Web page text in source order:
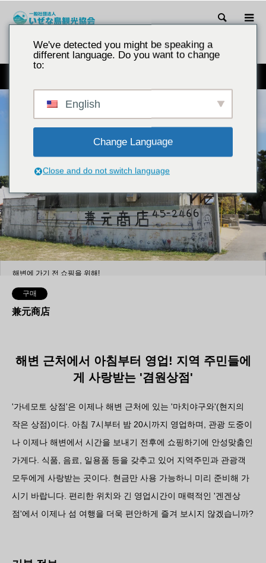
검색
소개 兼元商店
해변에 가기 전 쇼핑을 위해!
구매
兼元商店
해변 근처에서 아침부터 영업! 지역 주민들에
게 사랑받는 '겸원상점'
'가네모토 상점'은 이제나 해변 근처에 있는 '마치야구와'(현지의
작은 상점)이다. 아침 7시부터 밤 20시까지 영업하며, 관광 도중이
나 이제나 해변에서 시간을 보내기 전후에 쇼핑하기에 안성맞춤인
가게다. 식품, 음료, 일용품 등을 갖추고 있어 지역주민과 관광객
모두에게 사랑받는 곳이다. 현금만 사용 가능하니 미리 준비해 가
시기 바랍니다. 편리한 위치와 긴 영업시간이 매력적인 '겐겐상
점'에서 이제나 섬 여행을 더욱 편안하게 즐겨 보시지 않겠습니까?
We've detected you might be speaking a
different language. Do you want to change
to:
English
Change Language
Close and do not switch language